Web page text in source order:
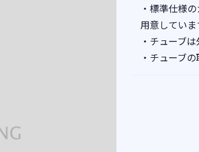
・標準仕様
用意していま
・チューブ
・チューブ